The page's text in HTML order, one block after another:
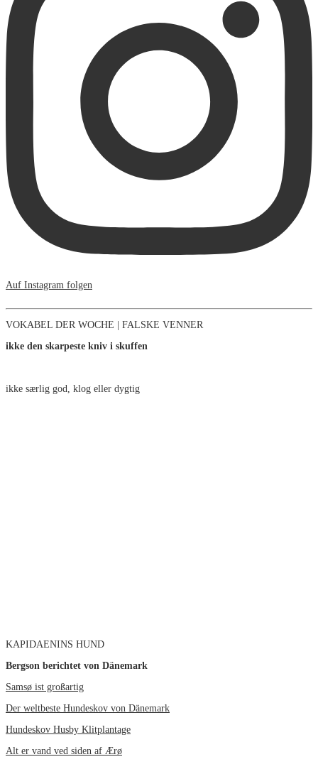
Auf Instagram folgen
VOKABEL DER WOCHE | FALSKE VENNER
ikke den skarpeste kniv i skuffen
ikke særlig god, klog eller dygtig
KAPIDAENINS HUND
Bergson berichtet von Dänemark
Samsø ist großartig
Der weltbeste Hundeskov von Dänemark
Hundeskov Husby Klitplantage
Alt er vand ved siden af Ærø